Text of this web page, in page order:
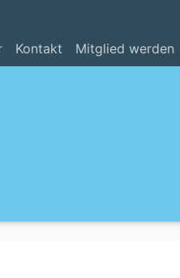
Kontakt Mitglied werden